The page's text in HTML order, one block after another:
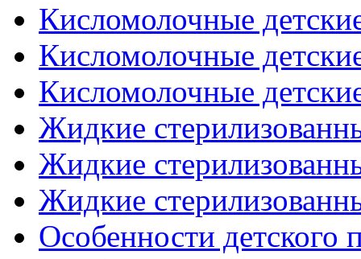
Кисломолочные
Кисломолочные
Кисломолочные
Жидкие
Жидкие
Жидкие
Особенности детского